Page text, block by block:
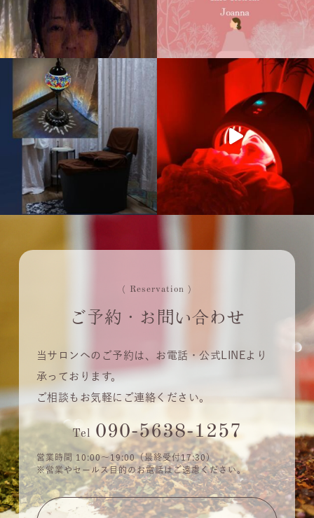
( Reservation )
ご予約・お問い合わせ
当サロンへのご予約は、お電話・公式LINEより
承っております。
ご相談もお気軽にご連絡ください。
Tel 090-5638-1257
営業時間 10:00〜19:00（最終受付17:30）
※営業やセールス目的のお電話はご遠慮ください。